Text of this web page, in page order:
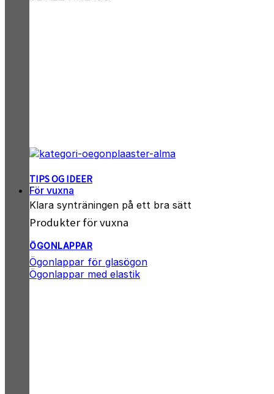
TIPS OG IDEER
Klara synträningen på ett bra sätt
För vuxna
Produkter för vuxna
ÖGONLAPPAR
Ögonlappar för glasögon
Ögonlappar med elastik